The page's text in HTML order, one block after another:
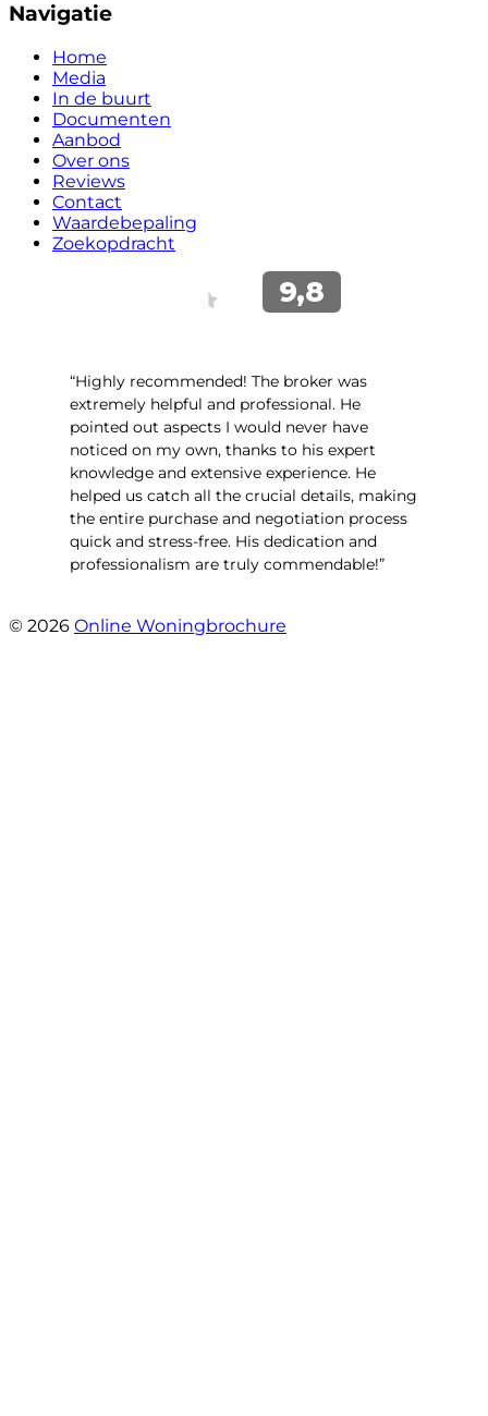
Navigatie
Home
Media
In de buurt
Documenten
Aanbod
Over ons
Reviews
Contact
Waardebepaling
Zoekopdracht
“Highly recommended! The broker was
extremely helpful and professional. He
pointed out aspects I would never have
noticed on my own, thanks to his expert
knowledge and extensive experience. He
helped us catch all the crucial details, making
the entire purchase and negotiation process
quick and stress-free. His dedication and
professionalism are truly commendable!”
© 2026 Online Woningbrochure